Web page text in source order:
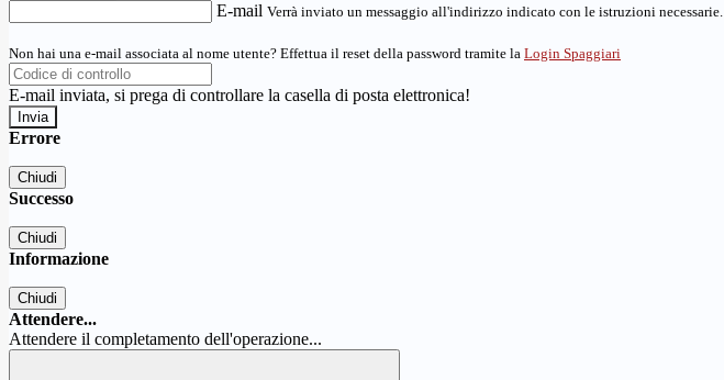
E-mail Verrà inviato un messaggio all'indirizzo indicato con le istruzioni necessarie.
Non hai una e-mail associata al nome utente? Effettua il reset della password tramite la Login Spaggiari
E-mail inviata, si prega di controllare la casella di posta elettronica!
Errore
Chiudi
Successo
Chiudi
Informazione
Chiudi
Attendere...
Attendere il completamento dell'operazione...